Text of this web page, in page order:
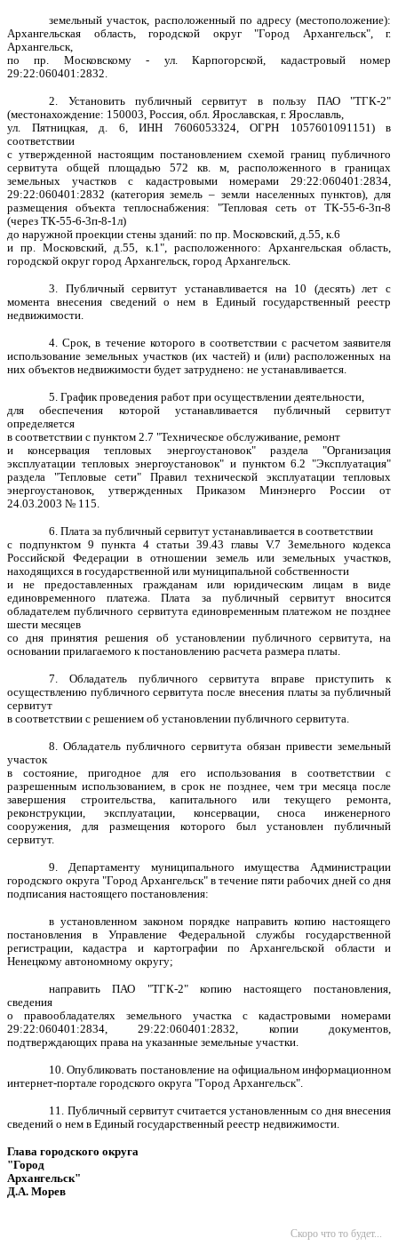
земельный участок, расположенный по адресу (местоположение):
Архангельская область, городской округ "Город Архангельск", г.
Архангельск,
по пр. Московскому - ул. Карпогорской, кадастровый номер
29:22:060401:2832.
2. Установить публичный сервитут в пользу ПАО "ТГК-2"
(местонахождение: 150003, Россия, обл. Ярославская, г. Ярославль,
ул. Пятницкая, д. 6, ИНН 7606053324, ОГРН 1057601091151) в
соответствии
с утвержденной настоящим постановлением схемой границ публичного
сервитута общей площадью 572 кв. м, расположенного в границах
земельных участков с кадастровыми номерами 29:22:060401:2834,
29:22:060401:2832 (категория земель – земли населенных пунктов), для
размещения объекта теплоснабжения: "Тепловая сеть от ТК-55-6-3п-8
(через ТК-55-6-3п-8-1л)
до наружной проекции стены зданий: по пр. Московский, д.55, к.6
и пр. Московский, д.55, к.1", расположенного: Архангельская область,
городской округ город Архангельск, город Архангельск.
3. Публичный сервитут устанавливается на 10 (десять) лет с
момента внесения сведений о нем в Единый государственный реестр
недвижимости.
4. Срок, в течение которого в соответствии с расчетом заявителя
использование земельных участков (их частей) и (или) расположенных на
них объектов недвижимости будет затруднено: не устанавливается.
5. График проведения работ при осуществлении деятельности,
для обеспечения которой устанавливается публичный сервитут
определяется
в соответствии с пунктом 2.7 "Техническое обслуживание, ремонт
и консервация тепловых энергоустановок" раздела "Организация
эксплуатации тепловых энергоустановок" и пунктом 6.2 "Эксплуатация"
раздела "Тепловые сети" Правил технической эксплуатации тепловых
энергоустановок, утвержденных Приказом Минэнерго России от
24.03.2003 № 115.
6. Плата за публичный сервитут устанавливается в соответствии
с подпунктом 9 пункта 4 статьи 39.43 главы V.7 Земельного кодекса
Российской Федерации в отношении земель или земельных участков,
находящихся в государственной или муниципальной собственности
и не предоставленных гражданам или юридическим лицам в виде
единовременного платежа. Плата за публичный сервитут вносится
обладателем публичного сервитута единовременным платежом не позднее
шести месяцев
со дня принятия решения об установлении публичного сервитута, на
основании прилагаемого к постановлению расчета размера платы.
7. Обладатель публичного сервитута вправе приступить к
осуществлению публичного сервитута после внесения платы за публичный
сервитут
в соответствии с решением об установлении публичного сервитута.
8. Обладатель публичного сервитута обязан привести земельный
участок
в состояние, пригодное для его использования в соответствии с
разрешенным использованием, в срок не позднее, чем три месяца после
завершения строительства, капитального или текущего ремонта,
реконструкции, эксплуатации, консервации, сноса инженерного
сооружения, для размещения которого был установлен публичный
сервитут.
9. Департаменту муниципального имущества Администрации
городского округа "Город Архангельск" в течение пяти рабочих дней со дня
подписания настоящего постановления:
в установленном законом порядке направить копию настоящего
постановления в Управление Федеральной службы государственной
регистрации, кадастра и картографии по Архангельской области и
Ненецкому автономному округу;
направить ПАО "ТГК-2" копию настоящего постановления,
сведения
о правообладателях земельного участка с кадастровыми номерами
29:22:060401:2834, 29:22:060401:2832, копии документов,
подтверждающих права на указанные земельные участки.
10. Опубликовать постановление на официальном информационном
интернет-портале городского округа "Город Архангельск".
11. Публичный сервитут считается установленным со дня внесения
сведений о нем в Единый государственный реестр недвижимости.
Глава городского округа
"Город
Архангельск"
Д.А. Морев
Скоро что то будет...